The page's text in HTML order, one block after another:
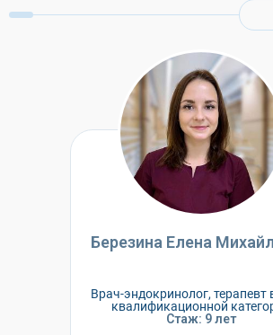
Березина Елена
Врач-эндокринолог, терапевт
квалификационной
Стаж: 9 лет